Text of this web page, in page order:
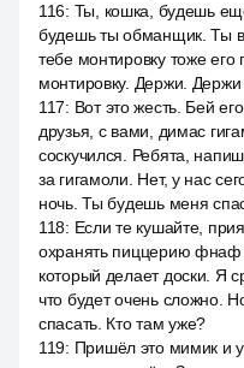
116: Ты, кошка, будешь
будешь ты обманщик. Ты в
тебе монтировку тоже
монтировку. Держи. Держи
117: Вот это жесть. Бей
друзья, с вами, димас
соскучился. Ребята,
за гигамоли. Нет, у нас
ночь. Ты будешь меня
118: Если те кушайте,
охранять пиццерию фнаф
который делает доски. Я
что будет очень сложно.
спасать. Кто там уже?
119: Пришёл это мимик и